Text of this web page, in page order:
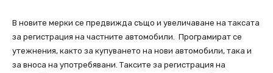
В новите мерки се предвижда също и увеличаване на таксата
за регистрация на частните автомобили. Програмират се
утежнения, както за купуването на нови автомобили, така и
за вноса на употребявани. Таксите за регистрация на